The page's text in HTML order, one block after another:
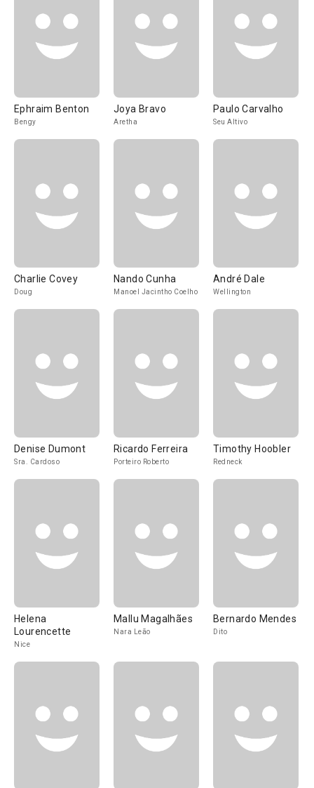
Ephraim Benton
Bengy
Joya Bravo
Aretha
Paulo Carvalho
Seu Altivo
Charlie Covey
Doug
Nando Cunha
Manoel Jacintho Coelho
André Dale
Wellington
Denise Dumont
Sra. Cardoso
Ricardo Ferreira
Porteiro Roberto
Timothy Hoobler
Redneck
Helena
Lourencette
Nice
Mallu Magalhães
Nara Leão
Bernardo Mendes
Dito